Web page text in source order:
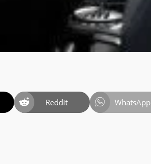
Reddit WhatsApp